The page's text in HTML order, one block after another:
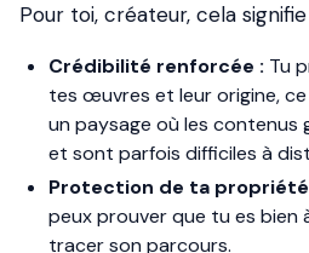
Pour toi, créateur, cela signifie
Crédibilité renforcée : Tu
tes œuvres et leur origine,
un paysage où les contenus
et sont parfois difficiles à
Protection de ta
peux prouver que tu es bien
tracer son parcours.